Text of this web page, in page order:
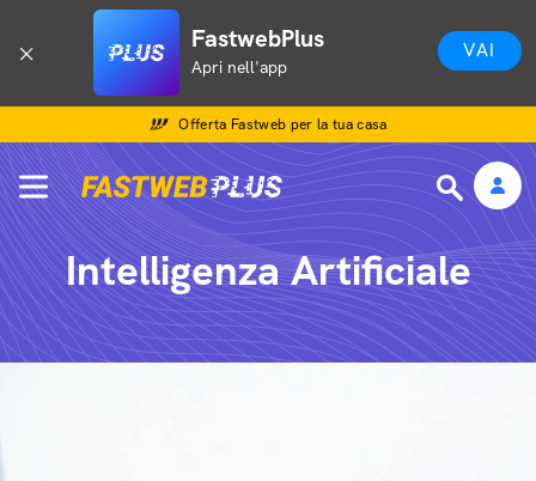
FastwebPlus
Apri nell'app
VAI
Offerta Fastweb per la tua casa
Intelligenza Artificiale